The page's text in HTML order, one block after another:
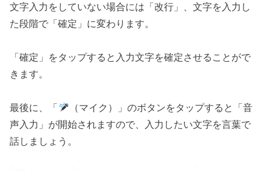
文字入力をしていない場合には「改行」、文字を入力し
た段階で「確定」に変わります。
「確定」をタップすると入力文字を確定させることがで
きます。
最後に、「
（マイク）」のボタンをタップすると「音
声入力」が開始されますので、入力したい文字を言葉で
話しましょう。